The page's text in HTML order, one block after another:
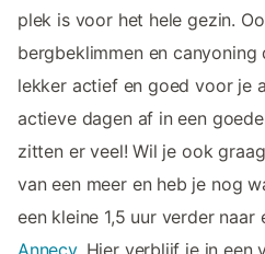
plek is voor het hele gezin.
bergbeklimmen en
lekker actief en goed voor je
actieve dagen af in een
zitten er veel! Wil je ook
van een meer en heb je nog
een kleine 1,5 uur verder naar